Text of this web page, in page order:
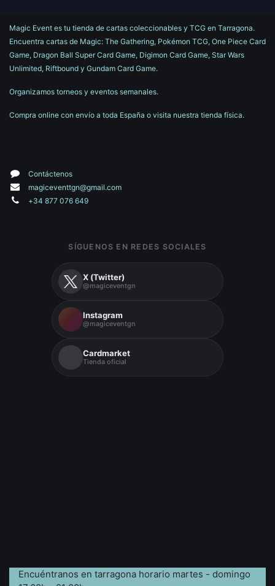
Magic Event es tu tienda de cartas coleccionables y TCG en Tarragona.
Encuentra cartas de Magic: The Gathering, Pokémon TCG, One Piece Card
Game, Dragon Ball Super Card Game, Digimon Card Game, Star Wars
Unlimited, Riftbound y Gundam Card Game.
Organizamos torneos y eventos semanales.
Compra online con envío a toda España o visita nuestra tienda física.
Contáctenos
magiceventtgn@gmail.com
+34 877 076 649
SÍGUENOS EN REDES SOCIALES
X (Twitter)
@magiceventgn
Instagram
@magiceventgn
Cardmarket
Tienda oficial
Encuéntranos en tarragona horario martes - domingo